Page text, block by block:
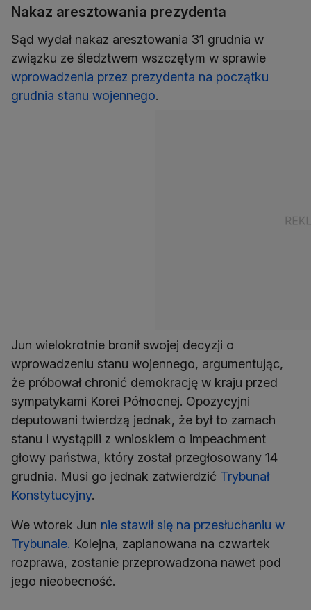
Nakaz aresztowania prezydenta
Sąd wydał nakaz aresztowania 31 grudnia w
związku ze śledztwem wszczętym w sprawie
wprowadzenia przez prezydenta na początku
grudnia stanu wojennego.
Jun wielokrotnie bronił swojej decyzji o
wprowadzeniu stanu wojennego, argumentując,
że próbował chronić demokrację w kraju przed
sympatykami Korei Północnej. Opozycyjni
deputowani twierdzą jednak, że był to zamach
stanu i wystąpili z wnioskiem o impeachment
głowy państwa, który został przegłosowany 14
grudnia. Musi go jednak zatwierdzić Trybunał
Konstytucyjny.
We wtorek Jun nie stawił się na przesłuchaniu w
Trybunale. Kolejna, zaplanowana na czwartek
rozprawa, zostanie przeprowadzona nawet pod
jego nieobecność.